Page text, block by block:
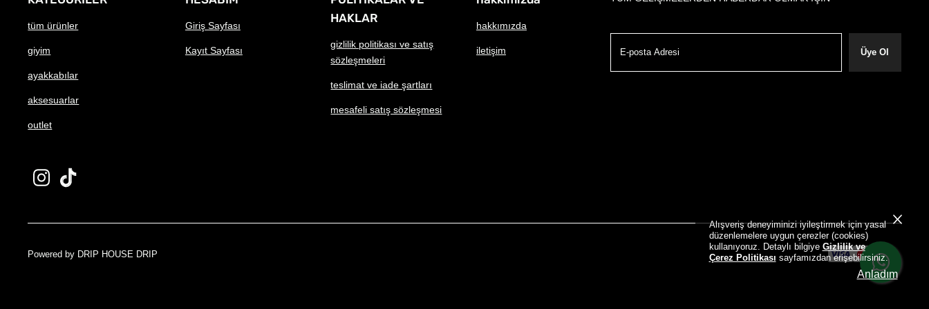
Alışveriş deneyiminizi iyileştirmek için yasal
düzenlemelere uygun çerezler (cookies)
kullanıyoruz. Detaylı bilgiye Gizlilik ve
Çerez Politikası sayfamızdan erişebilirsiniz.
Anladım
tüm ürünler
giyim
ayakkabılar
aksesuarlar
outlet
Giriş Sayfası
Kayıt Sayfası
HAKLAR
gizlilik politikası ve satış
sözleşmeleri
teslimat ve iade şartları
mesafeli satış sözleşmesi
hakkımızda
iletişim Üye Ol
Powered by DRIP HOUSE DRIP